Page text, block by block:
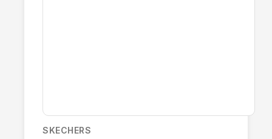
SKECHERS